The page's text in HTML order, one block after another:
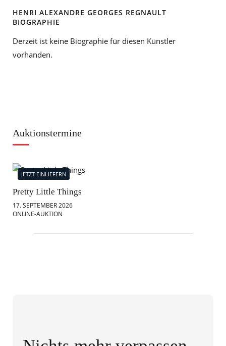
HENRI ALEXANDRE GEORGES REGNAULT
BIOGRAPHIE
Derzeit ist keine Biographie für diesen Künstler
vorhanden.
Auktionstermine
JETZT EINLIEFERN
Pretty Little Things
17. SEPTEMBER 2026
ONLINE-AUKTION